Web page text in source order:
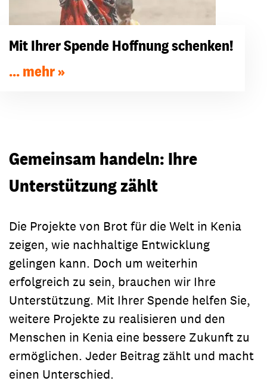
Mit Ihrer Spende Hoffnung schenken!
... mehr
Gemeinsam handeln: Ihre
Unterstützung zählt
Die Projekte von Brot für die Welt in Kenia
zeigen, wie nachhaltige Entwicklung
gelingen kann. Doch um weiterhin
erfolgreich zu sein, brauchen wir Ihre
Unterstützung. Mit Ihrer Spende helfen Sie,
weitere Projekte zu realisieren und den
Menschen in Kenia eine bessere Zukunft zu
ermöglichen. Jeder Beitrag zählt und macht
einen Unterschied.